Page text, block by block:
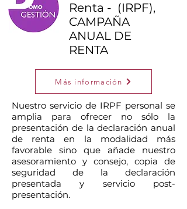
Renta - (IRPF),
CAMPAÑA
ANUAL DE
RENTA
Más información
Nuestro servicio de IRPF personal se
amplia para ofrecer no sólo la
presentación de la declaración anual
de renta en la modalidad más
favorable sino que añade nuestro
asesoramiento y consejo, copia de
seguridad de la declaración
presentada y servicio post-
presentación.